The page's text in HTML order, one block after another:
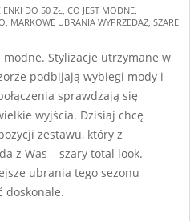
DO 50 ZŁ, CO JEST MODNE,
, MARKOWE UBRANIA WYPRZEDAŻ, SZARE
modne. Stylizacje utrzymane w
podbijają wybiegi mody i
sprawdzają się
wyjścia. Dzisiaj chcę
zestawu, który z
z Was – szary total look.
ubrania tego sezonu
doskonale.